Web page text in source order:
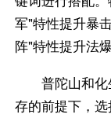
军"特性提升暴
阵"特性提升法爆
普陀山和化
存的前提下，